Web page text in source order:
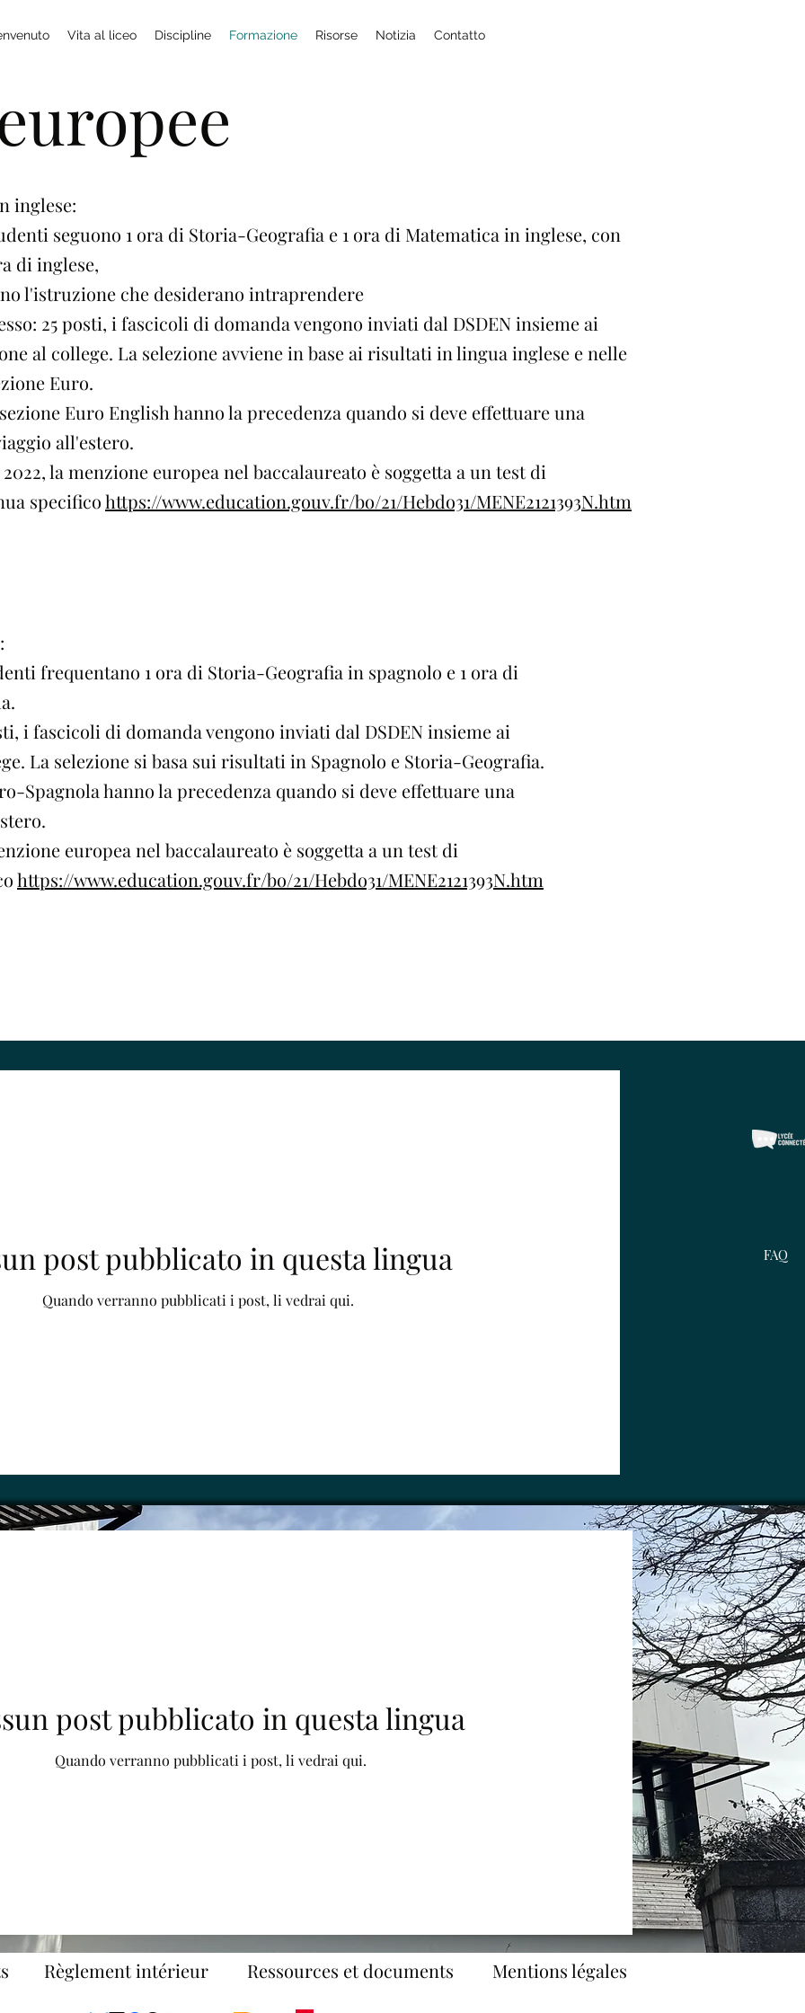
Vita al liceo Discipline Formazione Risorse Notizia Contatto
FAQ
inglese:
seguono 1 ora di Storia-Geografia e 1 ora di Matematica in inglese, con
di inglese,
l'istruzione che desiderano intraprendere
25 posti, i fascicoli di domanda vengono inviati dal DSDEN insieme ai
al college. La selezione avviene in base ai risultati in lingua inglese e nelle
Euro.
Euro English hanno la precedenza quando si deve effettuare una
all'estero.
la menzione europea nel baccalaureato è soggetta a un test di
specificohttps://www.education.gouv.fr/bo/21/Hebdo31/MENE2121393N.htm
frequentano 1 ora di Storia-Geografia in spagnolo e 1 ora di
i fascicoli di domanda vengono inviati dal DSDEN insieme ai
La selezione si basa sui risultati in Spagnolo e Storia-Geografia.
Spagnola hanno la precedenza quando si deve effettuare una
europea nel baccalaureato è soggetta a un test di
https://www.education.gouv.fr/bo/21/Hebdo31/MENE2121393N.htm
post pubblicato in questa lingua
Quando verranno pubblicati i post, li vedrai qui.
post pubblicato in questa lingua
Quando verranno pubblicati i post, li vedrai qui.
Règlement intérieur Ressources et documents Mentions légales